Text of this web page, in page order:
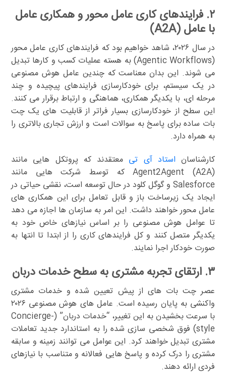
۲. فرایندهای کاری عامل محور و همکاری عامل
با عامل (A2A)
در سال ۲۰۲۶، شاهد خواهیم بود که فرایندهای کاری عامل محور
(Agentic Workflows) به هسته عملیات کسب و کارها تبدیل
می شوند. این بدان معناست که چندین عامل هوش مصنوعی
در یک سیستم، برای خودکارسازی فرایندهای پیچیده و چند
مرحله ای، با یکدیگر همکاری، هماهنگی و ارتباط برقرار می کنند.
این سطح از خودکارسازی بسیار فراتر از قابلیت های یک چت
بات ساده برای پاسخ به سوالات است و ارزش تجاری بالاتری را
به همراه دارد.
کارشناسان استاد آی تی معتقدند که پروتکل هایی مانند
Agent2Agent (A2A) که توسط شرکت هایی مانند
Salesforce و گوگل کلود در حال توسعه است، نقشی حیاتی در
ایجاد یک زیرساخت باز و قابل تعامل برای این همکاری های
عامل محور خواهند داشت. این امر به سازمان ها اجازه می دهد
تا عوامل هوش مصنوعی را بر اساس نیازهای خاص خود به
یکدیگر متصل کنند و کل فرایندهای کاری را از ابتدا تا انتها به
صورت خودکار اجرا نمایند.
۳. ارتقای تجربه مشتری به سطح خدمات دربان
عصر چت بات های از پیش تعیین شده و خدمات مشتری
واکنشی به پایان رسیده است. عامل های هوش مصنوعی ۲۰۲۶
با سرعت بخشیدن به این تغییر، “خدمات دربان” (Concierge-
style) فوق شخصی سازی شده را به استاندارد جدید تعاملات
مشتری تبدیل خواهند کرد. این عوامل می توانند زمینه و سابقه
مشتری را درک کرده و پاسخ هایی فعالانه و متناسب با نیازهای
فردی ارائه دهند.